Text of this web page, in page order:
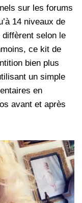
sur les forums
14 niveaux de
selon le
ce kit de
bien plus
un simple
en
avant et après